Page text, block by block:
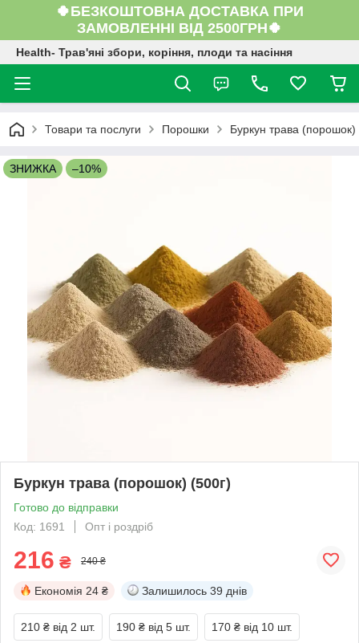
🍀БЕЗКОШТОВНА ДОСТАВКА ПРИ
ЗАМОВЛЕННІ ВІД 2500ГРН🍀
Health- Трав'яні збори, коріння, плоди та насіння
Товари та послуги Порошки Буркун трава (порошок)
ЗНИЖКА –10%
Буркун трава (порошок) (500г)
Готово до відправки
Код: 1691
Опт і роздріб
216 ₴ 240 ₴
Економія 24 ₴ Залишилось 39 днів
210 ₴ від 2 шт. 190 ₴ від 5 шт. 170 ₴ від 10 шт.